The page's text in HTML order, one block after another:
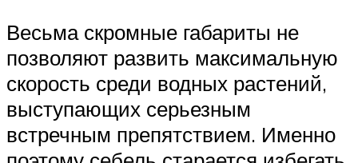
Весьма скромные габариты не
позволяют развить максимальную
скорость среди водных растений,
выступающих серьезным
встречным препятствием. Именно